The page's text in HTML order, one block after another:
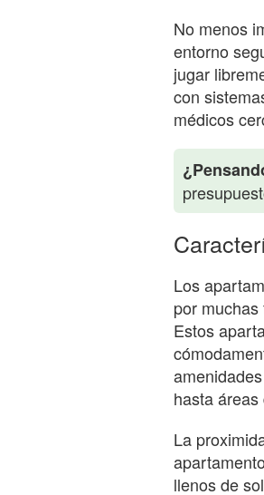
No menos
entorno
jugar
con
médicos
Los
por
Estos
hasta
La
llenos de